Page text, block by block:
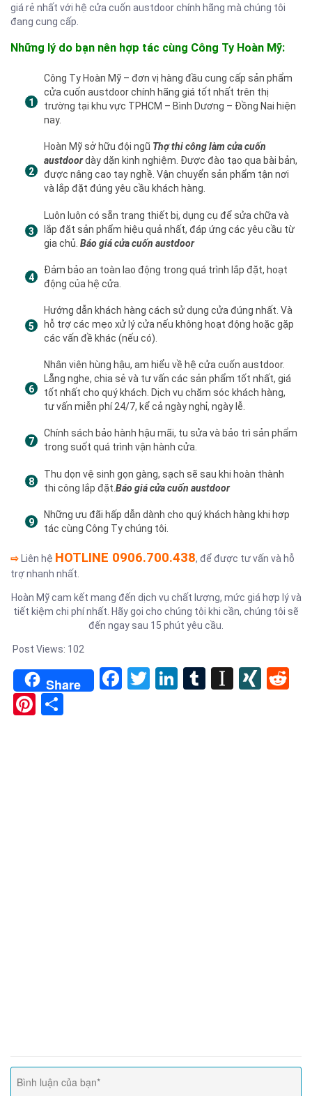
giá rẻ nhất với hệ cửa cuốn austdoor chính hãng mà chúng tôi
đang cung cấp.
Những lý do bạn nên hợp tác cùng Công Ty Hoàn Mỹ:
Công Ty Hoàn Mỹ – đơn vị hàng đầu cung cấp sản phẩm
cửa cuốn austdoor chính hãng giá tốt nhất trên thị
trường tại khu vực TPHCM – Bình Dương – Đồng Nai hiện
nay.
Hoàn Mỹ sở hữu đội ngũ Thợ thi công làm cửa cuốn
austdoordày dặn kinh nghiệm. Được đào tạo qua bài bản,
được nâng cao tay nghề. Vận chuyển sản phẩm tận nơi
và lắp đặt đúng yêu cầu khách hàng.
Luôn luôn có sẵn trang thiết bị, dụng cụ để sửa chữa và
lắp đặt sản phẩm hiệu quả nhất, đáp ứng các yêu cầu từ
gia chủ. Báo giá cửa cuốn austdoor
Đảm bảo an toàn lao động trong quá trình lắp đặt, hoạt
động của hệ cửa.
Hướng dẫn khách hàng cách sử dụng cửa đúng nhất. Và
hỗ trợ các mẹo xử lý cửa nếu không hoạt động hoặc gặp
các vấn đề khác (nếu có).
Nhân viên hùng hậu, am hiểu về hệ cửa cuốn austdoor.
Lẵng nghe, chia sẻ và tư vấn các sản phẩm tốt nhất, giá
tốt nhất cho quý khách. Dịch vụ chăm sóc khách hàng,
tư vấn miễn phí 24/7, kể cả ngày nghỉ, ngày lễ.
Chính sách bảo hành hậu mãi, tu sửa và bảo trì sản phẩm
trong suốt quá trình vận hành cửa.
Thu dọn vệ sinh gọn gàng, sạch sẽ sau khi hoàn thành
thi công lắp đặt. Báo giá cửa cuốn austdoor
Những ưu đãi hấp dẫn dành cho quý khách hàng khi hợp
tác cùng Công Ty chúng tôi.
⇨ Liên hệ HOTLINE 0906.700.438, để được tư vấn và hỗ
trợ nhanh nhất.
Hoàn Mỹ cam kết mang đến dịch vụ chất lượng, mức giá hợp lý và
tiết kiệm chi phí nhất. Hãy gọi cho chúng tôi khi cần, chúng tôi sẽ
đến ngay sau 15 phút yêu cầu.
Post Views: 102
Share Facebook
TwitterLinkedIn
Tumblr
Pinterest